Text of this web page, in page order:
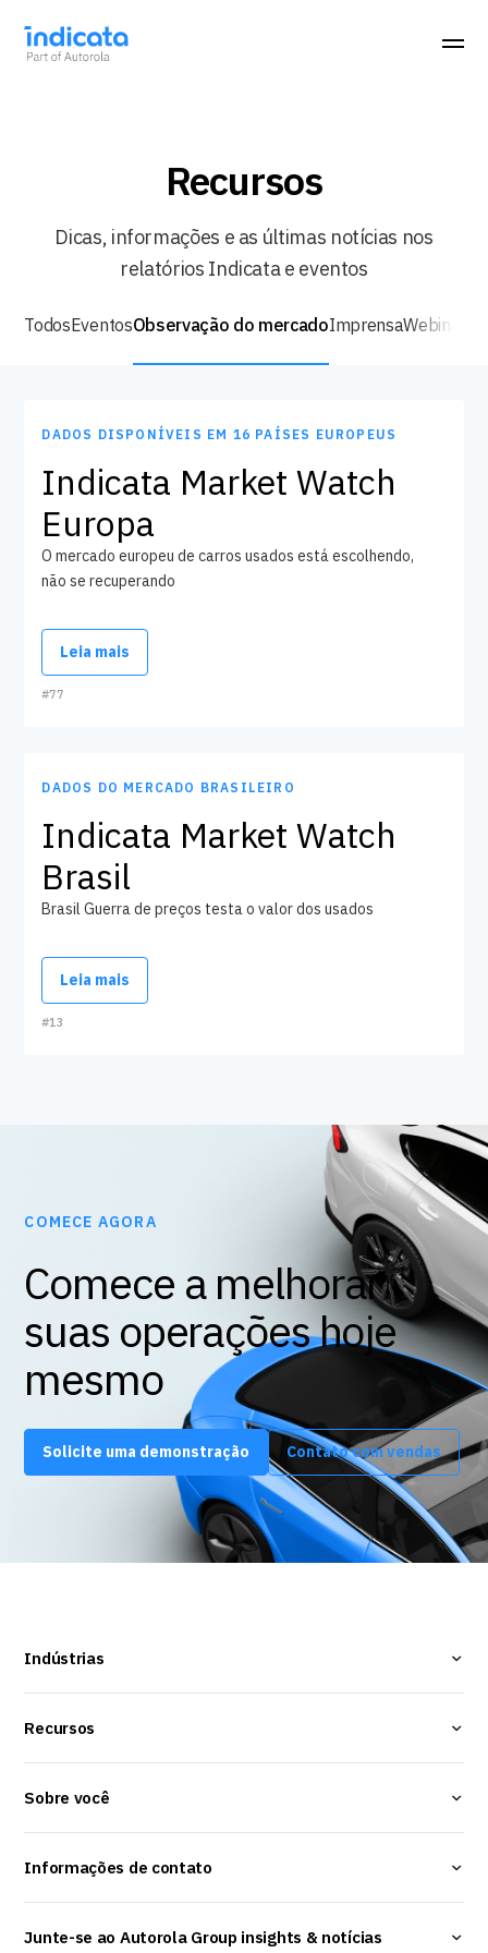
Recursos
Dicas, informações e as últimas notícias nos
relatórios Indicata e eventos
TodosEventosObservação do mercadoImprensaWebinars
Observação do mercado
DADOS DISPONÍVEIS EM 16 PAÍSES EUROPEUS
Indicata Market Watch
Europa
O mercado europeu de carros usados está escolhendo,
não se recuperando
Leia mais
#77
DADOS DO MERCADO BRASILEIRO
Indicata Market Watch
Brasil
Brasil Guerra de preços testa o valor dos usados
Leia mais
#13
COMECE AGORA
Comece a melhorar
suas operações hoje
mesmo
Solicite uma demonstração Contato com vendas
Indústrias
Recursos
Sobre você
Informações de contato
Junte-se ao Autorola Group insights & notícias